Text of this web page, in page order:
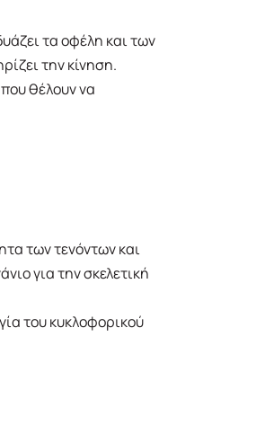
τα οφέλη και των
την κίνηση.
θέλουν να
των τενόντων και
για την σκελετική
του κυκλοφορικού